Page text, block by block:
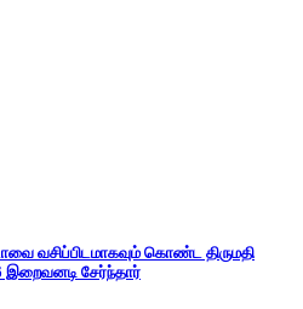
வசிப்பிடமாகவும் கொண்ட திருமதி
இறைவனடி சேர்ந்தார்